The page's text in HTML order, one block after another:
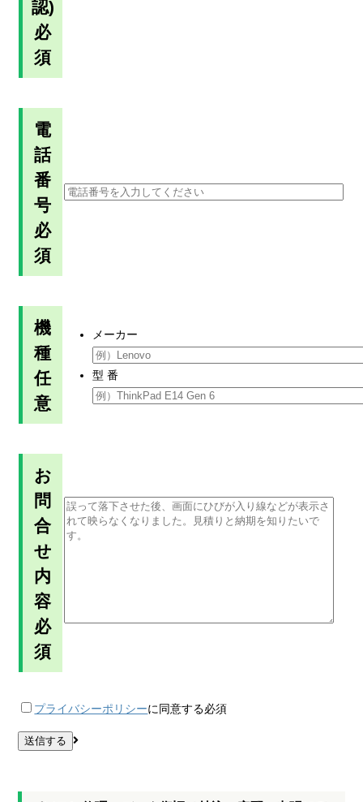
認)
必
須
電
話
番
号
必
須
機
種
任
意
メーカー
型 番
お
問
合
せ
内
容
必
須
プライバシーポリシーに同意する必須